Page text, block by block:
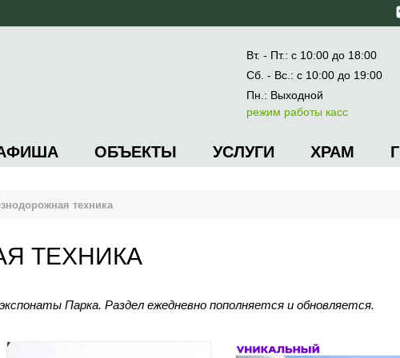
Вт. - Пт.: с 10:00 до 18:00
Сб. - Вс.: с 10:00 до 19:00
Пн.: Выходной
режим работы касс
ОБЪЕКТЫ УСЛУГИ ХРАМ
техника
ТЕХНИКА
Парка. Раздел ежедневно пополняется и обновляется.